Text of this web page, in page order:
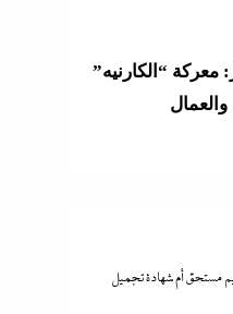
“الكارنيه”
مستحق أم شهادة تجميل